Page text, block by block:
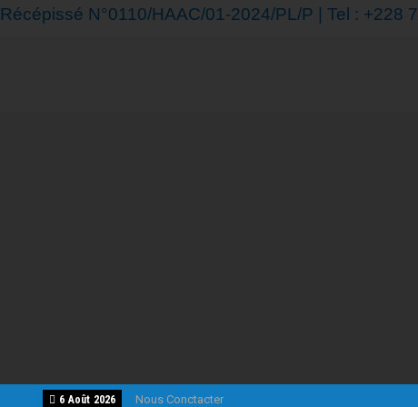
Récépissé N°0110/HAAC/01-2024/PL/P | Tel : +228
6 Août 2026 Nous Conctacter